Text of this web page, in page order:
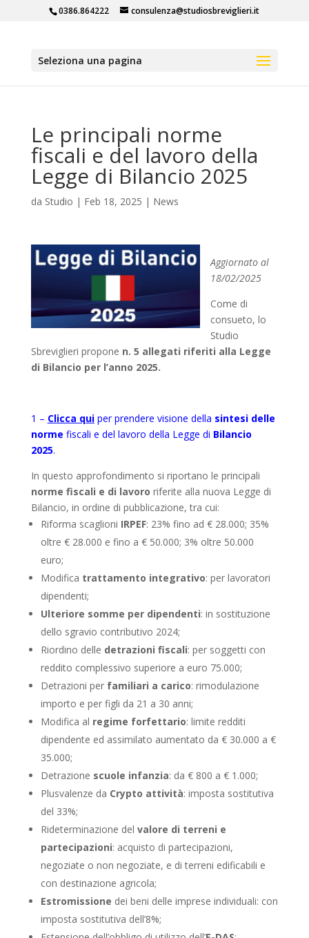
0386.864222 consulenza@studiosbreviglieri.it
Seleziona una pagina
Le principali norme
fiscali e del lavoro della
Legge di Bilancio 2025
da Studio | Feb 18, 2025 | News
Aggiornato al
18/02/2025
Come di
consueto, lo
Studio
Sbreviglieri propone n. 5 allegati riferiti alla Legge
di Bilancio per l’anno 2025.
1 – Clicca quiper prendere visione della sintesi delle
norme fiscali e del lavoro della Legge di Bilancio
2025.
In questo approfondimento si riportano le principali
norme fiscali e di lavoro riferite alla nuova Legge di
Bilancio, in ordine di pubblicazione, tra cui:
Riforma scaglioni IRPEF: 23% fino ad € 28.000; 35%
oltre € 28.000 e fino a € 50.000; 3% oltre 50.000
euro;
Modifica trattamento integrativo: per lavoratori
dipendenti;
Ulteriore somme per dipendenti: in sostituzione
dello sgravio contributivo 2024;
Riordino delle detrazioni fiscali: per soggetti con
reddito complessivo superiore a euro 75.000;
Detrazioni per familiari a carico: rimodulazione
importo e per figli da 21 a 30 anni;
Modifica al regime forfettario: limite redditi
dipendente ed assimilato aumentato da € 30.000 a €
35.000;
Detrazione scuole infanzia: da € 800 a € 1.000;
Plusvalenze da Crypto attività: imposta sostitutiva
del 33%;
Rideterminazione del valore di terreni e
partecipazioni: acquisto di partecipazioni,
negoziate o non negoziate, e di terreni edificabili e
con destinazione agricola;
Estromissione dei beni delle imprese individuali: con
imposta sostitutiva dell’8%;